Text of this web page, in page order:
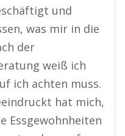
und
was mir in die
der
weiß ich
ich achten muss.
hat mich,
Essgewohnheiten